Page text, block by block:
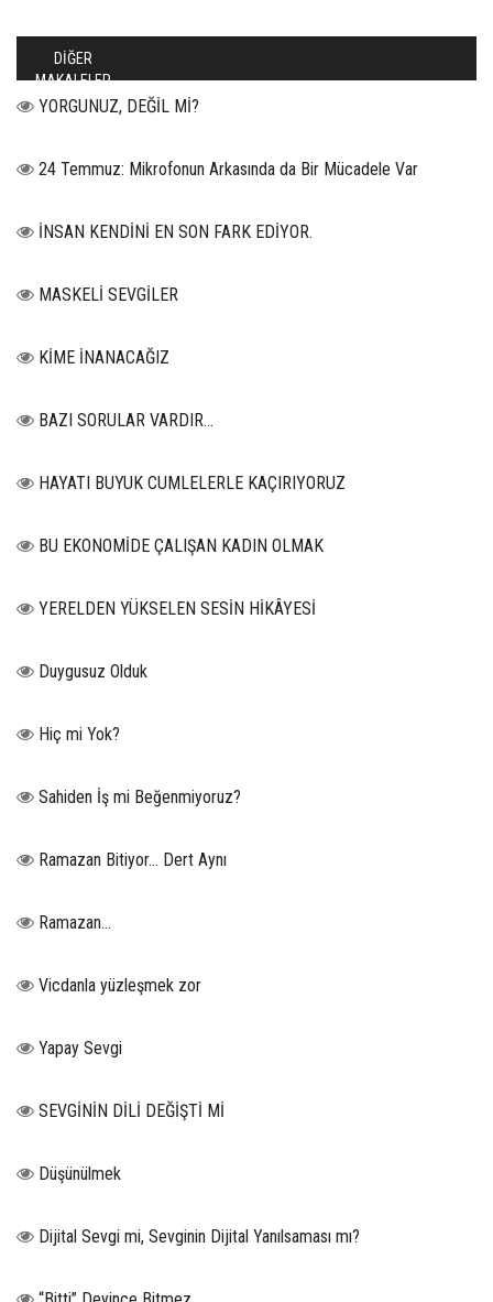
DİĞER
MAKALELER
YORGUNUZ, DEĞİL Mİ?
24 Temmuz: Mikrofonun Arkasında da Bir Mücadele Var
İNSAN KENDİNİ EN SON FARK EDİYOR.
MASKELİ SEVGİLER
KİME İNANACAĞIZ
BAZI SORULAR VARDIR…
HAYATI BUYUK CUMLELERLE KAÇIRIYORUZ
BU EKONOMİDE ÇALIŞAN KADIN OLMAK
YERELDEN YÜKSELEN SESİN HİKÂYESİ
Duygusuz Olduk
Hiç mi Yok?
Sahiden İş mi Beğenmiyoruz?
Ramazan Bitiyor… Dert Aynı
Ramazan…
Vicdanla yüzleşmek zor
Yapay Sevgi
SEVGİNİN DİLİ DEĞİŞTİ Mİ
Düşünülmek
Dijital Sevgi mi, Sevginin Dijital Yanılsaması mı?